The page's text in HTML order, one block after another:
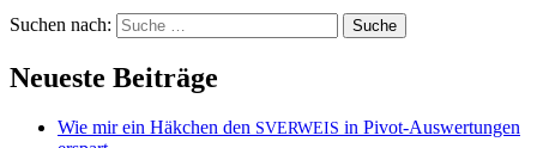
Suchen nach:
Neueste Beiträge
Wie mir ein Häkchen den SVERWEIS in Pivot-Auswertungen